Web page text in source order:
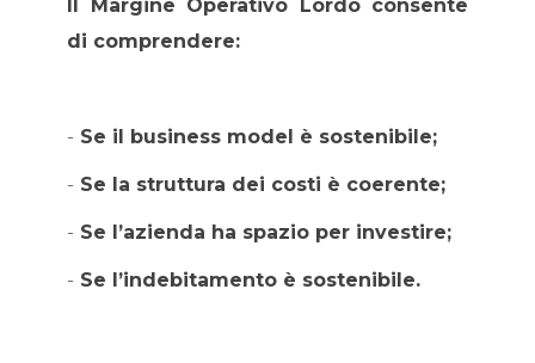
Il Margine Operativo Lordo consente
di comprendere:
- Se il business model è sostenibile;
- Se la struttura dei costi è coerente;
- Se l’azienda ha spazio per investire;
- Se l’indebitamento è sostenibile.